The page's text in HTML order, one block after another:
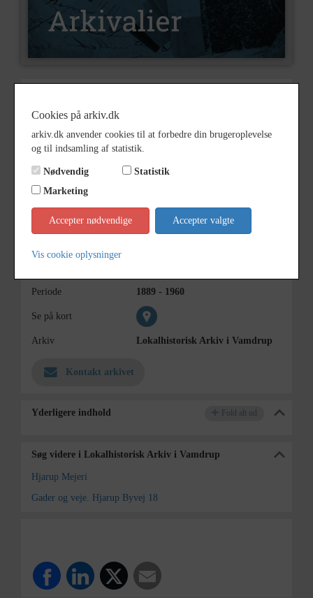
Type
Hjarup Andelsmejeri
Beskrivelse Hjarup Andelsmejeris arkiv
Født/stiftet
Død/nedlagt
Periode 1889 - 1960
Se på kort
Arkiv Lokalhistorisk Arkiv i Vamdrup
Kontakt arkivet
Yderligere indhold Fold alt ud
Søg videre i Lokalhistorisk Arkiv i Vamdrup
Hjarup Mejeri
Gader og veje. Hjarup Byvej 18
Cookies på arkiv.dk
arkiv.dk anvender cookies til at forbedre din brugeroplevelse
og til indsamling af statistik.
Nødvendig
Statistik
Marketing
Accepter nødvendige Accepter valgte
Vis cookie oplysninger